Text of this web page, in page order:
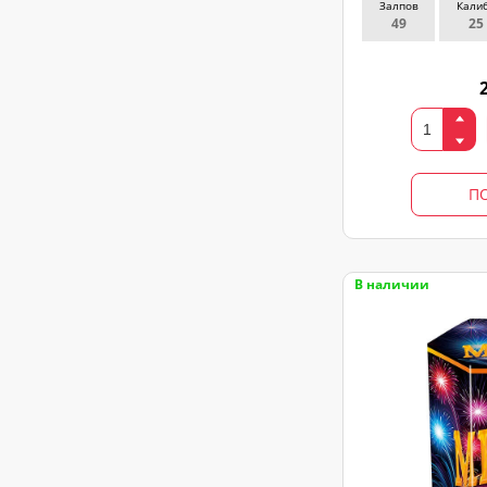
Залпов
49 25
В наличии